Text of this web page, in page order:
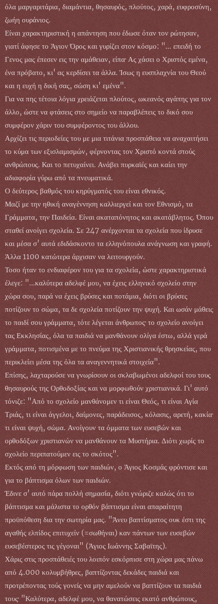
όλα μαργαριτάρια, διαμάντια, θησαυρός, πλούτος, χαρά, ευφροσύνη,
ζωήη ουράνιος.
Είναι χαρακτηριστική η απάντηση που έδωσε όταν τον ρώτησαν,
γιατί άφησε το Άγιον Όρος και γυρίζει στον κόσμο: "... επειδή το
Γενος μας έπεσεν εις την αμάθειαν, είπα· Ας χάσει ο Χριστός εμένα,
ένα πρόβατο, κι' ας κερδίσει τα άλλα. Ίσως η ευσπλαχνία του Θεού
και η ευχή η δική σας, σώση κι' εμένα".
Για να πης τέτοια λόγια χρειάζεται πλούτος, ωκεανός αγάπης για τον
άλλο, ώστε να φτάσεις στο σημείο να παραβλέπεις το δικό σου
συμφέρον χάριν του συμφέροντος του άλλου.
Αρχίζει τις περιοδείες του με μια τιτάνια προσπάθεια να αναχαιτήσει
το κύμα των εξισλαμισμών, φέρνοντας τον Χριστό κοντά στούς
ανθρώπους. Και το πετυχαίνει. Ανάβει πυρκαϊές και καίει την
αδιαφορία γύρω από τα πνευματικά.
Ο δεύτερος βαθμός του κηρύγματός του είναι εθνικός.
Μαζί με την ηθική αναγέννηση καλλιεργεί και τον Εθνισμό, τα
Γράμματα, την Παιδεία. Είναι ακαταπόνητος και ακατάβλητος. Όπου
σταθεί ανοίγει σχολεία. Σε 247 ανέρχονται τα σχολεία που ίδρυσε
και μέσα σ' αυτά εδιδάσκοντο τα ελληνόπουλα ανάγνωση και γραφή.
Άλλα 1100 κατώτερα άρχισαν να λειτουργούν.
Τοσο ήταν το ενδιαφέρον του για τα σχολεία, ώστε χαρακτηριστικά
έλεγε: "...καλύτερα αδελφέ μου, να έχεις ελληνικό σχολείο στην
χώρα σου, παρά να έχεις βρύσες και ποτάμια, διότι οι βρύσες
ποτίζουν το σώμα, τα δε σχολεία ποτίζουν την ψυχή. Και ωσάν μάθεις
το παιδί σου γράμματα, τότε λέγεται άνθρωπος· το σχολείο ανοίγει
τας Εκκλησίας, όλα τα παιδιά να μανθάνουν ολίγα έστω, αλλά γερά
γράμματα, ποτισμένα με το πνεύμα της Χριστιανικής θρησκείας, που
περικλείει μέσα της όλα τα αναγεννητικά στοιχεία".
Επίσης, λαχταρούσε να γνωρίσουν οι σκλαβωμένοι αδελφοί του τους
θησαυρούς της Ορθοδοξίας και να μορφωθούν χριστιανικά. Γι' αυτό
τόνιζε: "Από το σχολείο μανθάνομεν τι είναι Θεός, τι είναι Αγία
Τριάς, τι είναι άγγελοι, δαίμονες, παράδεισος, κόλασις, αρετή, κακία·
τι είναι ψυχή, σώμα. Ανοίγουν τα όμματα των ευσεβών και
ορθοδόξων χριστιανών να μανθάνουν τα Μυστήρια. Διότι χωρίς το
σχολείο περιπατούμεν εις το σκότος".
Εκτός από τη μόρφωση των παιδιών, ο Άγιος Κοσμάς φρόντισε και
για το βάπτισμα όλων των παιδιών.
Έδινε σ' αυτό πάρα πολλή σημασία, διότι γνώριζε καλώς ότι το
βάπτισμα και μάλιστα το ορθόν βάπτισμα είναι απαραίτητη
προϋπόθεση δια την σωτηρία μας. "Άνευ βαπτίσματος ουκ έστι της
αγαθής ελπίδος επιτυχείν (=σωθήναι) καν πάντων των ευσεβών
ευσεβέστερος τις γέγοναι" (Άγιος Ιωάννης Σαβαϊτης).
Χάρις στις προσπάθειές του λοιπόν εσκόρπισε στη χώρα μας πάνω
από 4.000 κολυμβήθρες, βαπτίζοντας δεκάδες παιδιά και
προτρέποντας τούς γονείς να μην αμελούν να βαπτίζουν τα παιδιά
τους· "Καλύτερα, αδελφέ μου, να θανατώσεις εκατό ανθρώπους,